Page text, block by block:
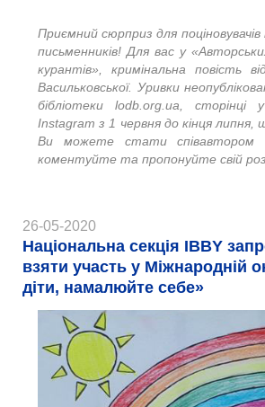
Приємний сюрприз для
письменників! Для вас у
курантів», кримінальна повість
Васильковської. Уривки
бібліотеки lodb.org.ua,
Instagram з 1 червня до кінця
Ви можете стати
коментуйте та пропонуйте свій
26-05-2020
Національна секція ІBBY
взяти участь у Міжнародній
діти, намалюйте себе»